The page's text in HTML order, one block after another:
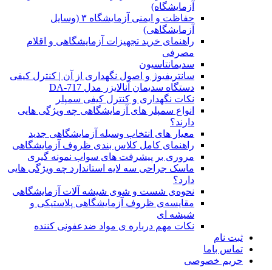
آزمایشگاه)
حفاظت و ایمنی آزمایشگاه ۳ (وسایل
آزمایشگاهی)
راهنمای خرید تجهیزات آزمایشگاهی و اقلام
مصرفی
سدیمانتاسیون
سانتریفیوژ و اصول نگهداری از آن | کنترل کیفی
دستگاه سدیمان آنالایزر مدل DA-717
نکات نگهداری و کنترل کیفی سمپلر
انواع سمپلر های آزمایشگاهی چه ویژگی هایی
دارند؟
معیار های انتخاب وسیله آزمایشگاهی جدید
راهنمای کامل کلاس بندی ظروف آزمایشگاهی
مروری بر پیشرفت های سواب نمونه گیری
ماسک جراحی سه لایه استاندارد چه ویژگی هایی
دارد؟
ﻧﺤﻮﻩی ﺷﺴﺖ و ﺷﻮی شیشه آلات آزمایشگاهی
مقایسه‌ی ظروف آزمایشگاهی پلاستیکی و
شیشه ای
نکات مهم درباره ی مواد ضدعفونی کننده
ثبت نام
تماس باما
حریم خصوصی